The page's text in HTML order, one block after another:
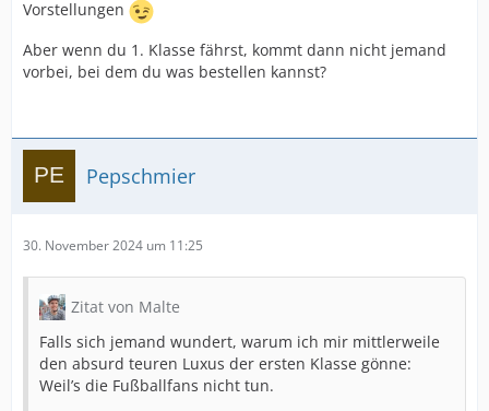
Vorstellungen
Aber wenn du 1. Klasse fährst, kommt dann nicht jemand
vorbei, bei dem du was bestellen kannst?
Pepschmier
30. November 2024 um 11:25
Zitat von Malte
Falls sich jemand wundert, warum ich mir mittlerweile
den absurd teuren Luxus der ersten Klasse gönne:
Weil’s die Fußballfans nicht tun.